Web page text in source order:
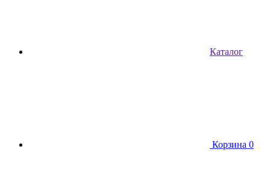
Каталог
Корзина 0